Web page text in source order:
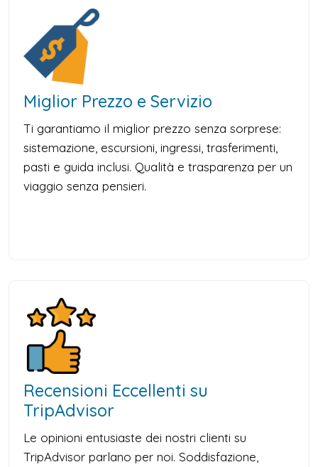
Miglior Prezzo e Servizio
Ti garantiamo il miglior prezzo senza sorprese:
sistemazione, escursioni, ingressi, trasferimenti,
pasti e guida inclusi. Qualità e trasparenza per un
viaggio senza pensieri.
Recensioni Eccellenti su
TripAdvisor
Le opinioni entusiaste dei nostri clienti su
TripAdvisor parlano per noi. Soddisfazione,